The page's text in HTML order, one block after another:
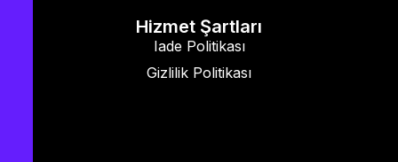
Hizmet Şartları
Iade Politikası
Gizlilik Politikası